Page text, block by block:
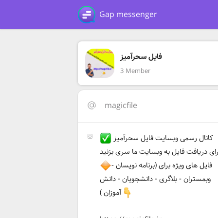
Gap messenger
فایل سحرآمیز
3 Member
magicfile
کانال رسمی وبسایت فایل سحرآمیز
دریافت فایل به وبسایت ما سری بزنید
فایل های ویژه برای (برنامه نویسان -
وبمستران - بلاگری - دانشجویان - دانش
آموزان )